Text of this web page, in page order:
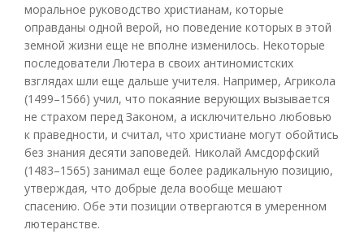
моральное руководство христианам, которые
оправданы одной верой, но поведение которых в этой
земной жизни еще не вполне изменилось. Некоторые
последователи Лютера в своих антиномистских
взглядах шли еще дальше учителя. Например, Агрикола
(1499–1566) учил, что покаяние верующих вызывается
не страхом перед Законом, а исключительно любовью
к праведности, и считал, что христиане могут обойтись
без знания десяти заповедей. Николай Амсдорфский
(1483–1565) занимал еще более радикальную позицию,
утверждая, что добрые дела вообще мешают
спасению. Обе эти позиции отвергаются в умеренном
лютеранстве.